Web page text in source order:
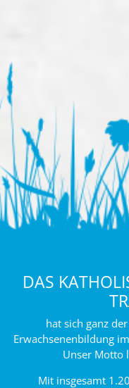
DAS
hat sich ganz
Erwachsenenbildung
Unser Motto
Mit insgesamt